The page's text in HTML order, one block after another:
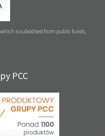
is subsidised from public funds,
PCC